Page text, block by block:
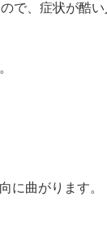
で、症状が酷い
に曲がります。